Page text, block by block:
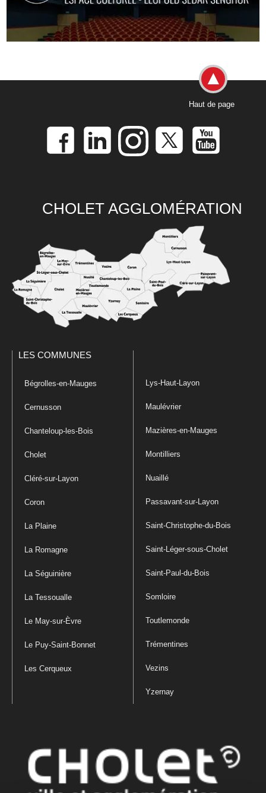
Haut de page
CHOLET AGGLOMÉRATION
LES COMMUNES
Bégrolles-en-Mauges
Cernusson
Chanteloup-les-Bois
Cholet
Cléré-sur-Layon
Coron
La Plaine
La Romagne
La Séguinière
La Tessoualle
Le May-sur-Èvre
Le Puy-Saint-Bonnet
Les Cerqueux
Lys-Haut-Layon
Maulévrier
Mazières-en-Mauges
Montilliers
Nuaillé
Passavant-sur-Layon
Saint-Christophe-du-Bois
Saint-Léger-sous-Cholet
Saint-Paul-du-Bois
Somloire
Toutlemonde
Trémentines
Vezins
Yzernay